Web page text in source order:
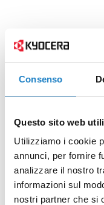
Consenso
Questo sito web
Utilizziamo i cookie
annunci, per fornire
analizzare il nostro
informazioni sul
nostri partner che si